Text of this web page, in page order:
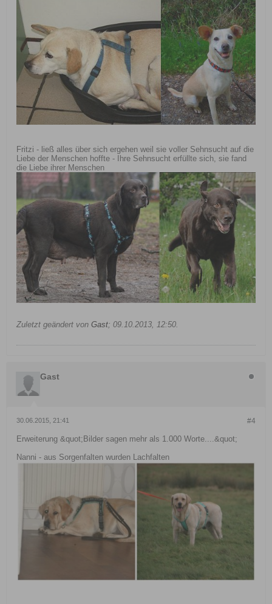
Fritzi - ließ alles über sich ergehen weil sie voller Sehnsucht auf die
Liebe der Menschen hoffte - Ihre Sehnsucht erfüllte sich, sie fand
die Liebe ihrer Menschen
Zuletzt geändert von Gast; 09.10.2013, 12:50
Gast
#4
30.06.2015, 21:41
Erweiterung &quot;Bilder sagen mehr als 1.000 Worte....&quot;
Nanni - aus Sorgenfalten wurden Lachfalten